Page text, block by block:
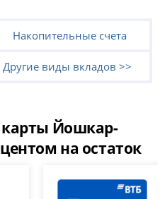
Накопительные счета
Другие виды вкладов >>
Йошкар-
на остаток